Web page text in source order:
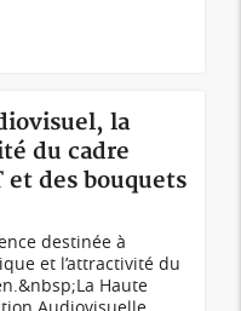
la
du cadre
des bouquets
destinée à
et l’attractivité du
Haute